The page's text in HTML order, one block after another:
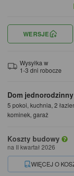
Dom
5 pokoi, kuchnia, 2
kominek, garaż
Koszty budowy
na II kwartał 2026
WIĘCEJ O
WERSJE
Wysyłka w
1-3 dni robocze